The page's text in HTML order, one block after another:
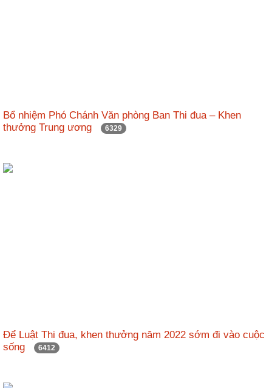
Bổ nhiệm Phó Chánh Văn phòng Ban Thi đua – Khen
thưởng Trung ương
6329
Để Luật Thi đua, khen thưởng năm 2022 sớm đi vào cuộc
sống
6412